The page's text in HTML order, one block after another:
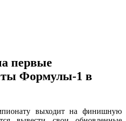
первые
Формулы-1 в
выходит на финишную